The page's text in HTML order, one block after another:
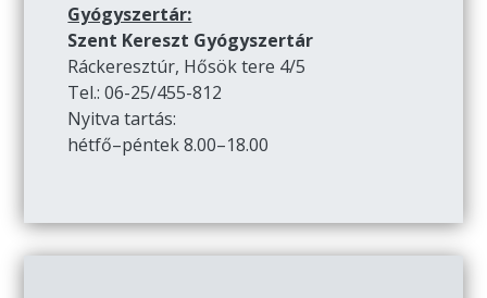
Gyógyszertár:
Szent Kereszt Gyógyszertár
Ráckeresztúr, Hősök tere 4/5
Tel.: 06-25/455-812
Nyitva tartás:
hétfő–péntek 8.00–18.00